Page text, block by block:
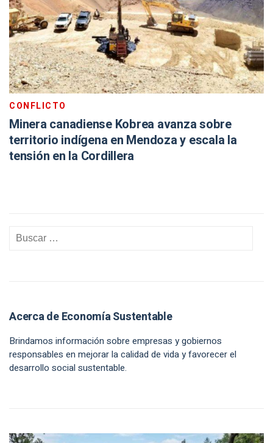
CONFLICTO
Minera canadiense Kobrea avanza sobre
territorio indígena en Mendoza y escala la
tensión en la Cordillera
Acerca de Economía Sustentable
Brindamos información sobre empresas y gobiernos
responsables en mejorar la calidad de vida y favorecer el
desarrollo social sustentable.